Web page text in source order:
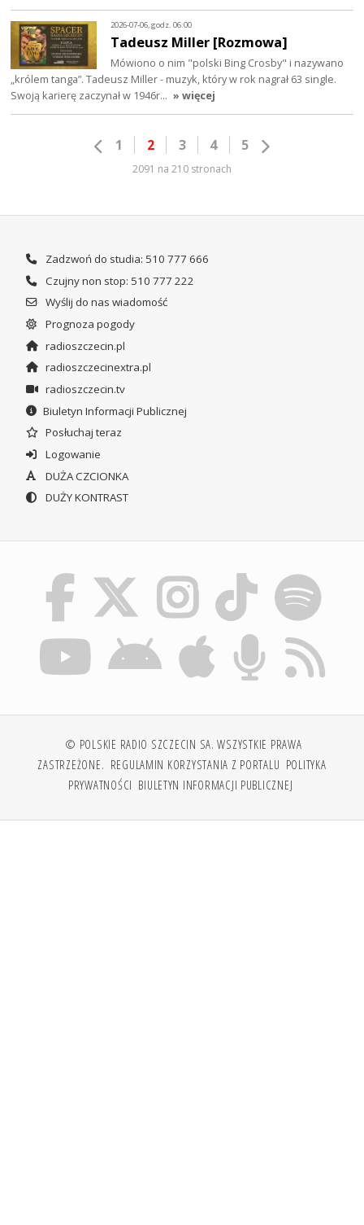
2026-07-06, godz. 06:00
Tadeusz Miller [Rozmowa]
Mówiono o nim "polski Bing Crosby" i nazywano
„królem tanga”. Tadeusz Miller - muzyk, który w rok nagrał 63 single.
Swoją karierę zaczynał w 1946r… » więcej
1 2 3 4 5
2091 na 210 stronach
Zadzwoń do studia: 510 777 666
Czujny non stop: 510 777 222
Wyślij do nas wiadomość
Prognoza pogody
radioszczecin.pl
radioszczecinextra.pl
radioszczecin.tv
Biuletyn Informacji Publicznej
Posłuchaj teraz
Logowanie
DUŻA CZCIONKA
DUŻY KONTRAST
© POLSKIE RADIO SZCZECIN SA. WSZYSTKIE PRAWA
ZASTRZEŻONE. REGULAMIN KORZYSTANIA Z PORTALU POLITYKA
PRYWATNOŚCI BIULETYN INFORMACJI PUBLICZNEJ